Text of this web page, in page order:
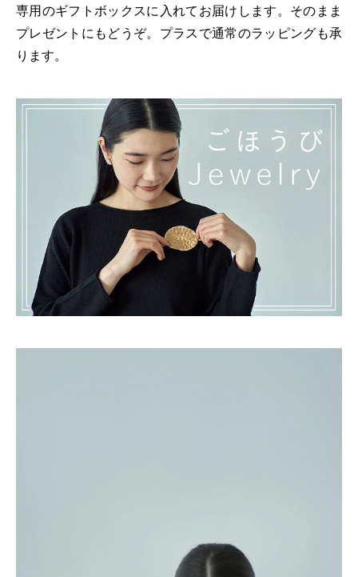
専用のギフトボックスに入れてお届けします。そのまま
プレゼントにもどうぞ。プラスで通常のラッピングも承
ります。